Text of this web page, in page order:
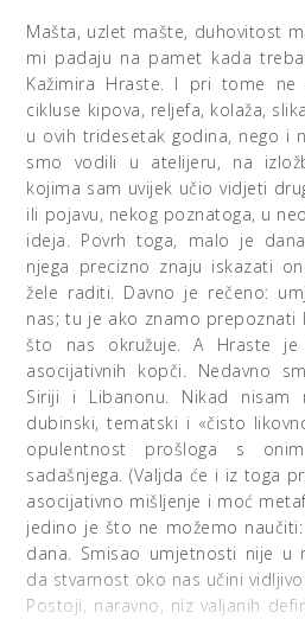
Mašta, uzlet mašte, duhovitost
mi padaju na pamet kada
Kažimira Hraste. I pri tome
cikluse kipova, reljefa, kolaža,
u ovih tridesetak godina, nego i
smo vodili u atelijeru, na
kojima sam uvijek učio vidjeti
ili pojavu, nekog poznatoga, u
ideja. Povrh toga, malo je
njega precizno znaju iskazati
žele raditi. Davno je rečeno:
nas; tu je ako znamo prepoznati
što nas okružuje. A Hraste je
asocijativnih kopči. Nedavno
Siriji i Libanonu. Nikad nisam
dubinski, tematski i «čisto
opulentnost prošloga s
sadašnjega. (Valjda će i iz toga
asocijativno mišljenje i moć
jedino je što ne možemo
dana. Smisao umjetnosti nije u
da stvarnost oko nas učini
Postoji, naravno, niz valjanih